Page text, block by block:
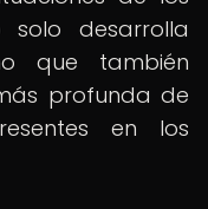
solo desarrolla
que también
profunda de
en los